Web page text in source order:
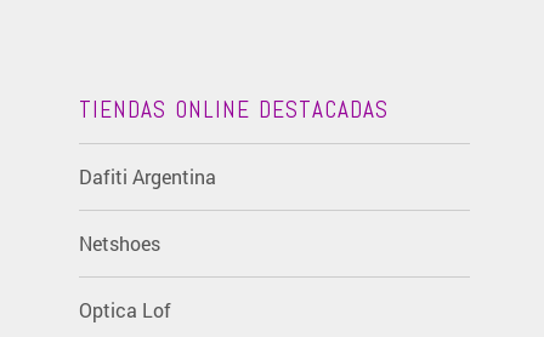
TIENDAS ONLINE DESTACADAS
Dafiti Argentina
Netshoes
Optica Lof